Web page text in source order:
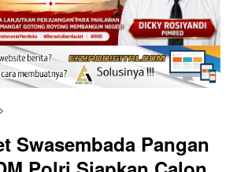
Swasembada Pangan